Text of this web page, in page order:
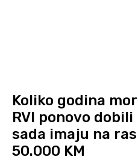
Koliko godina
RVI ponovo
sada imaju na
50.000 KM